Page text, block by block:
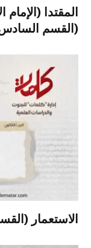
المقتدا
(القسم
الاستعمار